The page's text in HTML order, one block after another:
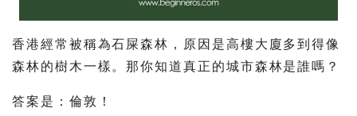
香港經常被稱為石屎森林，原因是高樓大廈多到得像
森林的樹木一樣。那你知道真正的城市森林是誰嗎？
答案是：倫敦！